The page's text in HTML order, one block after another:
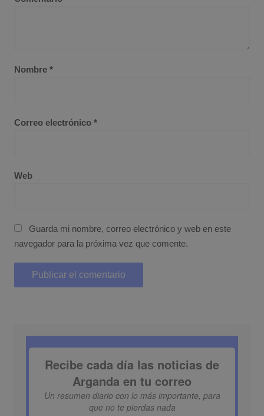
Nombre *
Correo electrónico *
Web
Guarda mi nombre, correo electrónico y web en este
navegador para la próxima vez que comente.